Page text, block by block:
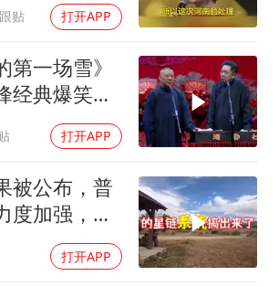
贴 打开APP
第一场雪》
经典爆笑相
打开APP
被公布，普
度加强，泽
打开APP